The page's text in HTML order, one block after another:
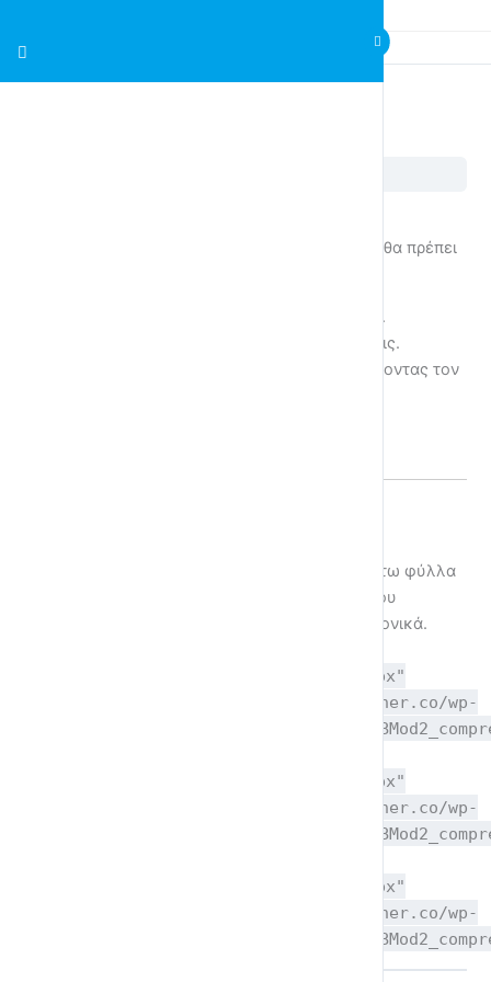
Μετά το τέλος αυτής της ενότητας οι μαθητές θα πρέπει
μιλούν ευγενικά με το σεις και με το σας.
μετρούν τις συλλαβές που έχουν οι λέξεις.
αλλάζουν την σημασία μιας λέξης αλλάζοντας τον
Οι ασκήσεις που περιλαμβάνονται στα παρακάτω φύλλα
εργασίας υπάρχουν στις υποενότητες αυτού του
μαθήματος και μπορούν να λυθούν και ηλεκτρονικά.
[pdfviewer width="100%" height="500px"
beta="true/false"]https://coyotelearner.co/wp-
content/uploads/2020/02/
[pdfviewer width="100%" height="500px"
beta="true/false"]https://coyotelearner.co/wp-
content/uploads/2020/02/
[pdfviewer width="100%" height="500px"
beta="true/false"]https://coyotelearner.co/wp-
content/uploads/2020/02/